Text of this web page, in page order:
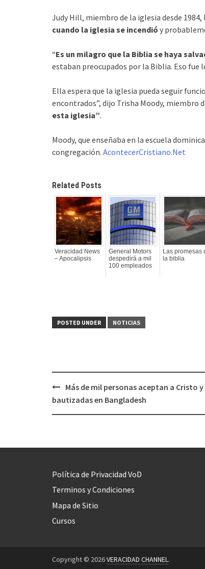
Judy Hill, miembro de la iglesia desde 1984,
cuando la iglesia se incendió y
“Es un milagro que la Biblia se haya
estaban preocupados por la Biblia. Eso
Ella espera que la iglesia pueda seguir
encontrados”, dijo Trisha Moody, miembro
esta iglesia”.
Moody, que enseñaba en la escuela
congregación. AcontecerCristiano.Net
Related Posts
Veracidad News
– Apocalipsis
General Motors
despedirá a mil
100 empleados
Las promesas
la biblia
POSTED UNDER NOTICIAS
Post
Más de mil personas aceptan a Cristo y
bautizadas en Bangladesh
Política de Privacidad VoD
Terminos y Condiciones
Mapa de Sitio
Cursos
Copyright © 2026VERACIDAD CHANNEL.